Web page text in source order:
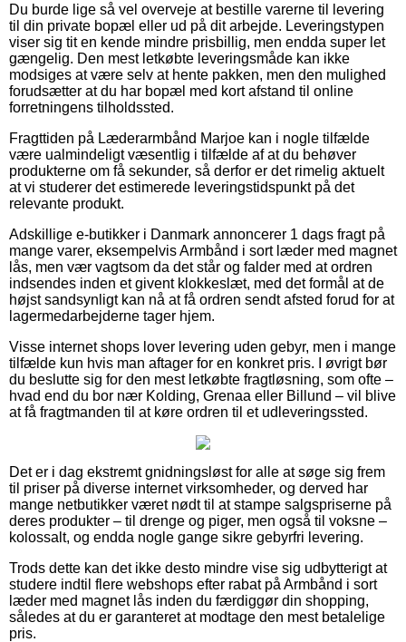
Du burde lige så vel overveje at bestille varerne til levering
til din private bopæl eller ud på dit arbejde. Leveringstypen
viser sig tit en kende mindre prisbillig, men endda super let
gængelig. Den mest letkøbte leveringsmåde kan ikke
modsiges at være selv at hente pakken, men den mulighed
forudsætter at du har bopæl med kort afstand til online
forretningens tilholdssted.
Fragttiden på Læderarmbånd Marjoe kan i nogle tilfælde
være ualmindeligt væsentlig i tilfælde af at du behøver
produkterne om få sekunder, så derfor er det rimelig aktuelt
at vi studerer det estimerede leveringstidspunkt på det
relevante produkt.
Adskillige e-butikker i Danmark annoncerer 1 dags fragt på
mange varer, eksempelvis Armbånd i sort læder med magnet
lås, men vær vagtsom da det står og falder med at ordren
indsendes inden et givent klokkeslæt, med det formål at de
højst sandsynligt kan nå at få ordren sendt afsted forud for at
lagermedarbejderne tager hjem.
Visse internet shops lover levering uden gebyr, men i mange
tilfælde kun hvis man aftager for en konkret pris. I øvrigt bør
du beslutte sig for den mest letkøbte fragtløsning, som ofte –
hvad end du bor nær Kolding, Grenaa eller Billund – vil blive
at få fragtmanden til at køre ordren til et udleveringssted.
Det er i dag ekstremt gnidningsløst for alle at søge sig frem
til priser på diverse internet virksomheder, og derved har
mange netbutikker været nødt til at stampe salgspriserne på
deres produkter – til drenge og piger, men også til voksne –
kolossalt, og endda nogle gange sikre gebyrfri levering.
Trods dette kan det ikke desto mindre vise sig udbytterigt at
studere indtil flere webshops efter rabat på Armbånd i sort
læder med magnet lås inden du færdiggør din shopping,
således at du er garanteret at modtage den mest betalelige
pris.